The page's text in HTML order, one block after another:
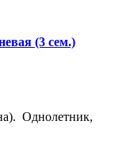
(3 сем.)
Однолетник,